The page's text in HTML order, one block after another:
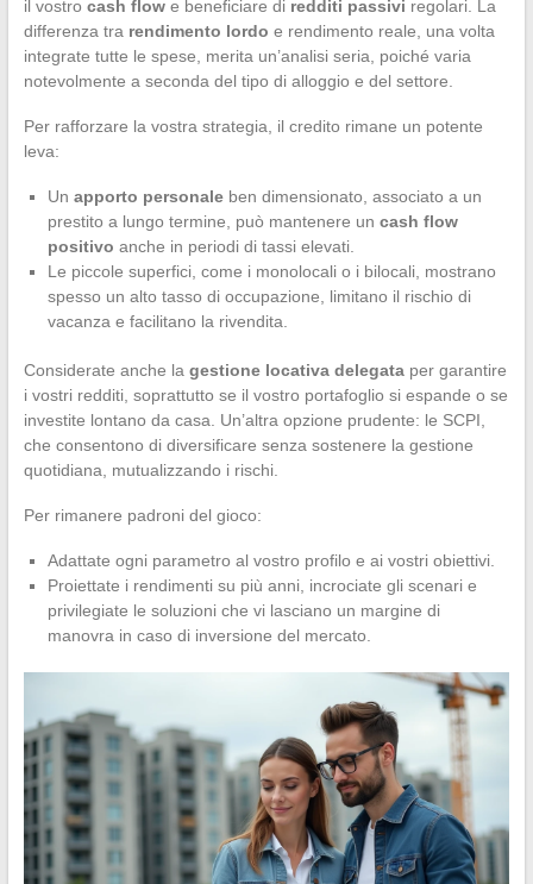
il vostro cash flowe beneficiare di redditi passivi regolari. La
differenza tra rendimento lordo e rendimento reale, una volta
integrate tutte le spese, merita un’analisi seria, poiché varia
notevolmente a seconda del tipo di alloggio e del settore.
Per rafforzare la vostra strategia, il credito rimane un potente
leva:
Un apporto personaleben dimensionato, associato a un
prestito a lungo termine, può mantenere un cash flow
positivo anche in periodi di tassi elevati.
Le piccole superfici, come i monolocali o i bilocali, mostrano
spesso un alto tasso di occupazione, limitano il rischio di
vacanza e facilitano la rivendita.
Considerate anche la gestione locativa delegataper garantire
i vostri redditi, soprattutto se il vostro portafoglio si espande o se
investite lontano da casa. Un’altra opzione prudente: le SCPI,
che consentono di diversificare senza sostenere la gestione
quotidiana, mutualizzando i rischi.
Per rimanere padroni del gioco:
Adattate ogni parametro al vostro profilo e ai vostri obiettivi.
Proiettate i rendimenti su più anni, incrociate gli scenari e
privilegiate le soluzioni che vi lasciano un margine di
manovra in caso di inversione del mercato.